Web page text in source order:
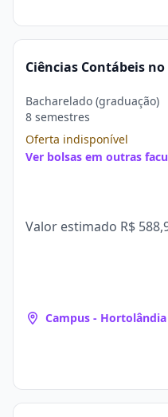
Ciências Contábeis
Bacharelado (graduação)
8 semestres
Oferta indisponível
Ver bolsas em outras
Valor estimado R$
Campus - Hortolândia - Parque Ortolândia